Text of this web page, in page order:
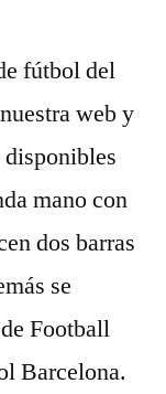
fútbol del
web y
disponibles
mano con
dos barras
se
Football
Barcelona.